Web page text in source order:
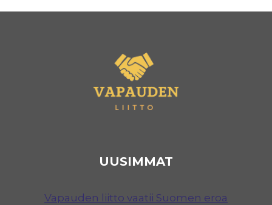
UUSIMMAT
Vapauden liitto vaatii Suomen eroa